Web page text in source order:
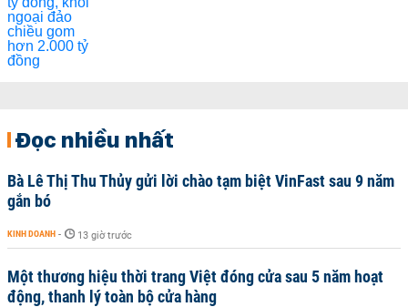
Đọc nhiều nhất
Bà Lê Thị Thu Thủy gửi lời chào tạm biệt VinFast sau 9 năm
gắn bó
KINH DOANH - 13 giờ trước
Một thương hiệu thời trang Việt đóng cửa sau 5 năm hoạt
động, thanh lý toàn bộ cửa hàng